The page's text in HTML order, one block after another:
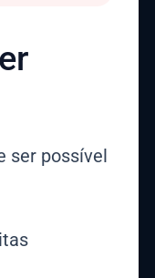
ser possível